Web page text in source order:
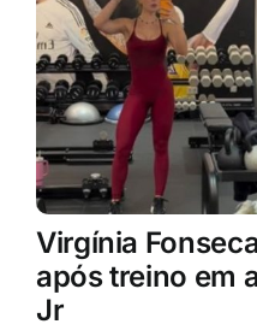
Virgínia
após treino em
Jr